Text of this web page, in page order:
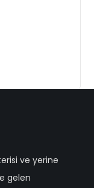
ve yerine
gelen